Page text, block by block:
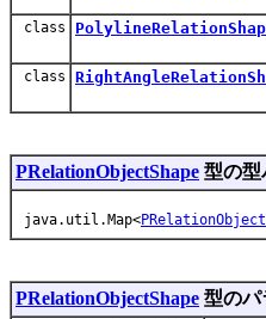
class
class
PRelationObjectShape 型の型
java.util.Map<
PRelationObjectShape 型のパ